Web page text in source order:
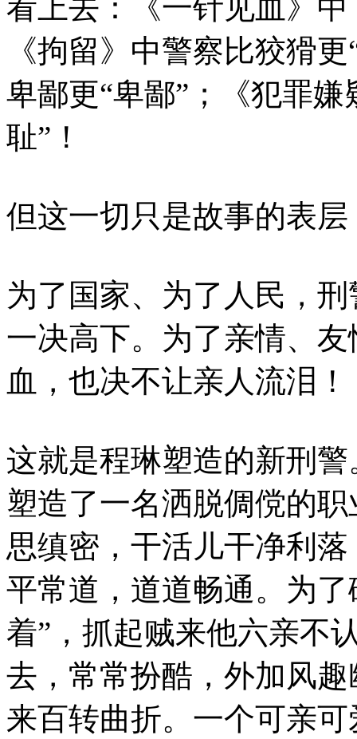
看上去：《一针见血》
《拘留》中警察比狡猾
卑鄙更“卑鄙”；《犯罪
耻”！
但这一切只是故事的表
为了国家、为了人民，
一决高下。为了亲情、
血，也决不让亲人流泪！
这就是程琳塑造的新刑
塑造了一名洒脱倜傥的
思缜密，干活儿干净利
平常道，道道畅通。为
着”，抓起贼来他六亲不
去，常常扮酷，外加风
来百转曲折。一个可亲